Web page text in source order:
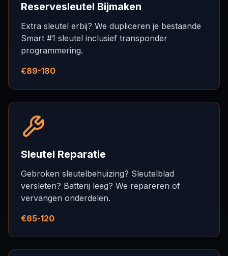
Reservesleutel Bijmaken
Extra sleutel erbij? We dupliceren je bestaande
Smart #1 sleutel inclusief transponder
programmering.
€89-180
Sleutel Reparatie
Gebroken sleutelbehuizing? Sleutelblad
versleten? Batterij leeg? We repareren of
vervangen onderdelen.
€65-120